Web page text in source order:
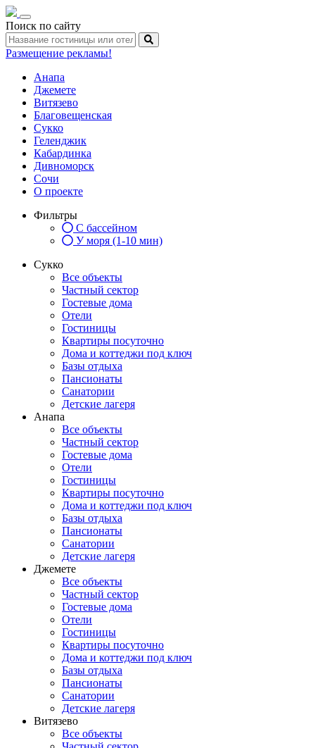
Toggle
navigation
Поиск по сайту
Размещение рекламы!
Анапа
Джемете
Витязево
Благовещенская
Сукко
Геленджик
Кабардинка
Дивноморск
Сочи
О проекте
Фильтры
С бассейном
У моря (1-10 мин)
Сукко
Все объекты
Частный сектор
Гостевые дома
Отели
Гостиницы
Квартиры посуточно
Дома и коттеджи под ключ
Базы отдыха
Пансионаты
Санатории
Детские лагеря
Анапа
Все объекты
Частный сектор
Гостевые дома
Отели
Гостиницы
Квартиры посуточно
Дома и коттеджи под ключ
Базы отдыха
Пансионаты
Санатории
Детские лагеря
Джемете
Все объекты
Частный сектор
Гостевые дома
Отели
Гостиницы
Квартиры посуточно
Дома и коттеджи под ключ
Базы отдыха
Пансионаты
Санатории
Детские лагеря
Витязево
Все объекты